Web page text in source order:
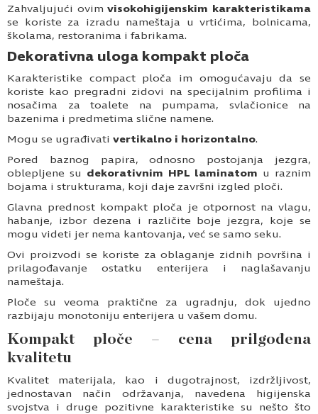
Zahvaljujući ovimvisokohigijenskim karakteristikama
se koriste za izradu nameštaja u vrtićima, bolnicama,
školama, restoranima i fabrikama.
Dekorativna uloga kompakt ploča
Karakteristike compact ploča im omogućavaju da se
koriste kao pregradni zidovi na specijalnim profilima i
nosačima za toalete na pumpama, svlačionice na
bazenima i predmetima slične namene.
Mogu se ugrađivati vertikalno i horizontalno.
Pored baznog papira, odnosno postojanja jezgra,
oblepljene su dekorativnim HPL laminatom u raznim
bojama i strukturama, koji daje završni izgled ploči.
Glavna prednost kompakt ploča je otpornost na vlagu,
habanje, izbor dezena i različite boje jezgra, koje se
mogu videti jer nema kantovanja, već se samo seku.
Ovi proizvodi se koriste za oblaganje zidnih površina i
prilagođavanje ostatku enterijera i naglašavanju
nameštaja.
Ploče su veoma praktične za ugradnju, dok ujedno
razbijaju monotoniju enterijera u vašem domu.
Kompakt ploče – cena prilgođena
kvalitetu
Kvalitet materijala, kao i dugotrajnost, izdržljivost,
jednostavan način održavanja, navedena higijenska
svojstva i druge pozitivne karakteristike su nešto što